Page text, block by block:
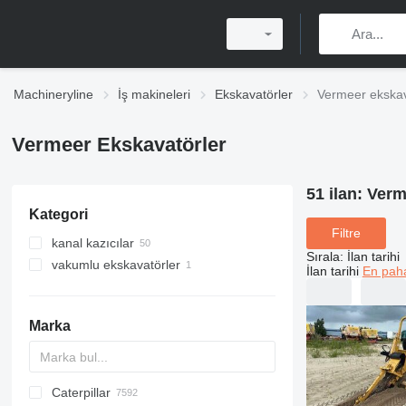
Machineryline İş makineleri Ekskavatörler Vermeer
Vermeer Ekskavatörler
Kategori
kanal kazıcılar
vakumlu ekskavatörler
Marka
AX
140W
BC
325
90
CK
440
Caterpillar
51 ilan:
Filtre
Sırala: İlan tarihi
İlan tarihi En